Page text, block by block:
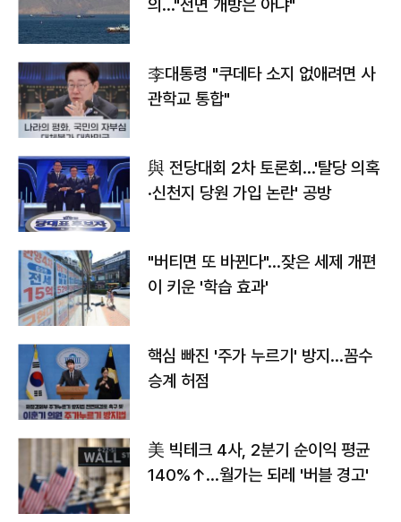
의…"전면 개방은 아냐"
李대통령 "쿠데타 소지 없애려면 사
관학교 통합"
與 전당대회 2차 토론회…'탈당 의혹
·신천지 당원 가입 논란' 공방
"버티면 또 바뀐다"…잦은 세제 개편
이 키운 '학습 효과'
핵심 빠진 '주가 누르기' 방지…꼼수
승계 허점
美 빅테크 4사, 2분기 순이익 평균
140%↑…월가는 되레 '버블 경고'